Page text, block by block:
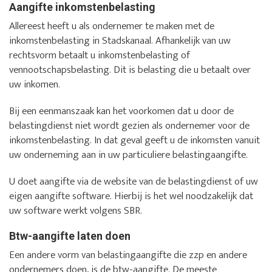
Aangifte inkomstenbelasting
Allereest heeft u als ondernemer te maken met de
inkomstenbelasting in Stadskanaal. Afhankelijk van uw
rechtsvorm betaalt u inkomstenbelasting of
vennootschapsbelasting. Dit is belasting die u betaalt over
uw inkomen.
Bij een eenmanszaak kan het voorkomen dat u door de
belastingdienst niet wordt gezien als ondernemer voor de
inkomstenbelasting. In dat geval geeft u de inkomsten vanuit
uw onderneming aan in uw particuliere belastingaangifte.
U doet aangifte via de website van de belastingdienst of uw
eigen aangifte software. Hierbij is het wel noodzakelijk dat
uw software werkt volgens SBR.
Btw-aangifte laten doen
Een andere vorm van belastingaangifte die zzp en andere